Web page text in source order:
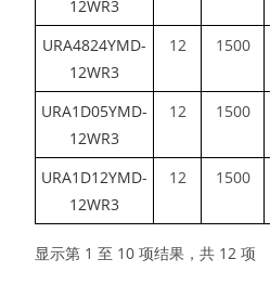
12WR3
URA4824YMD-
12WR3
12 1500
URA1D05YMD-
12WR3
12 1500
URA1D12YMD-
12WR3
12 1500
显示第 1 至 10 项结果，共 12 项